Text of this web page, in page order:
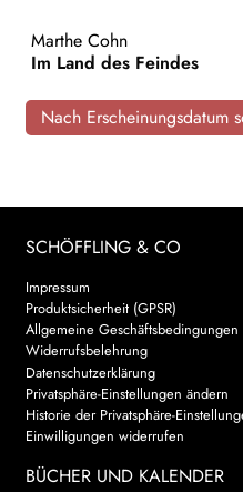
AKTUELLES
WEITERE VERLAGE
Search:
Marthe Cohn
Im Land des Feindes
Nach Erscheinungsdatum
SCHÖFFLING & CO
Impressum
Produktsicherheit (GPSR)
Allgemeine Geschäftsbedingungen
Widerrufsbelehrung
Datenschutzerklärung
Privatsphäre-Einstellungen ändern
Historie der Privatsphäre-
Einwilligungen widerrufen
BÜCHER UND KALENDER